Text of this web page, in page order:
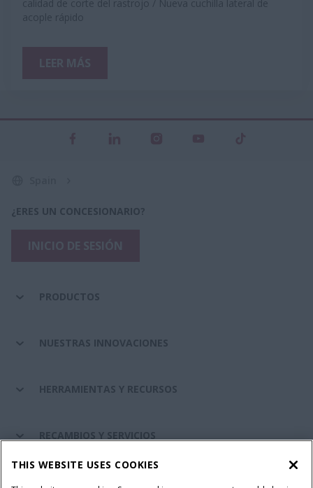
calidad de corte del rastrojo / Nueva cuchilla lateral de
acople rápido
¿ERES UN CONCESIONARIO?
PRODUCTOS
NUESTRAS INNOVACIONES
HERRAMIENTAS Y RECURSOS
RECAMBIOS Y SERVICIOS
THIS WEBSITE USES COOKIES